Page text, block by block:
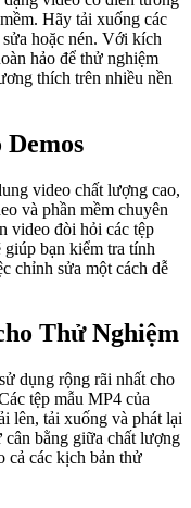
Hãy tải xuống các
hoặc nén. Với kích
hảo để thử nghiệm
thích trên nhiều nền
video chất lượng cao,
và phần mềm chuyên
video đòi hỏi các tệp
bạn kiểm tra tính
chỉnh sửa một cách dễ
Thử Nghiệm
dụng rộng rãi nhất cho
tệp mẫu MP4 của
lên, tải xuống và phát lại
bằng giữa chất lượng
cả các kịch bản thử